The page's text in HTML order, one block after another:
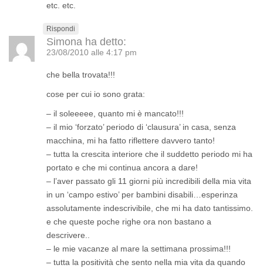
etc. etc.
Rispondi
Simona ha detto:
23/08/2010 alle 4:17 pm
che bella trovata!!!
cose per cui io sono grata:
– il soleeeee, quanto mi è mancato!!!
– il mio ‘forzato’ periodo di ‘clausura’ in casa, senza
macchina, mi ha fatto riflettere davvero tanto!
– tutta la crescita interiore che il suddetto periodo mi ha
portato e che mi continua ancora a dare!
– l’aver passato gli 11 giorni più incredibili della mia vita
in un ‘campo estivo’ per bambini disabili…esperinza
assolutamente indescrivibile, che mi ha dato tantissimo.
e che queste poche righe ora non bastano a
descrivere..
– le mie vacanze al mare la settimana prossima!!!
– tutta la positività che sento nella mia vita da quando